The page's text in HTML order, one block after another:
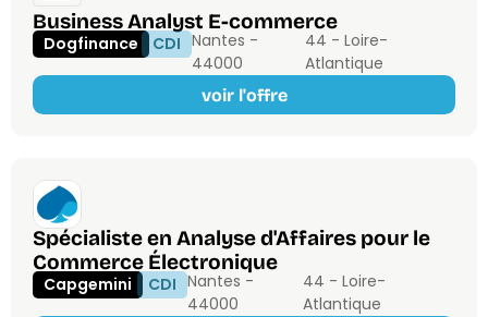
Business Analyst E-commerce
Dogfinance CDI Nantes -
44000
44 - Loire-
Atlantique
voir l'offre
Spécialiste en Analyse d'Affaires pour le
Commerce Électronique
Capgemini CDI Nantes -
44000
44 - Loire-
Atlantique